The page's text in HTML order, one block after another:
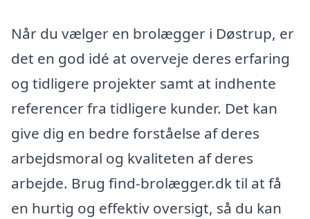
Når du vælger en brolægger i Døstrup, er
det en god idé at overveje deres erfaring
og tidligere projekter samt at indhente
referencer fra tidligere kunder. Det kan
give dig en bedre forståelse af deres
arbejdsmoral og kvaliteten af deres
arbejde. Brug find-brolægger.dk til at få
en hurtig og effektiv oversigt, så du kan